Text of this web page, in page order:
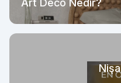
Art Deco Nedir?